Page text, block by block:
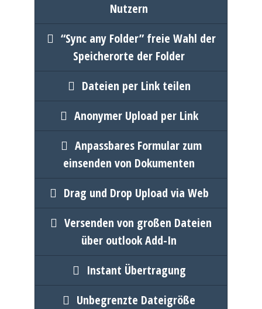
Nutzern
“Sync any Folder” freie Wahl der
Speicherorte der Folder
Dateien per Link teilen
Anonymer Upload per Link
Anpassbares Formular zum
einsenden von Dokumenten
Drag und Drop Upload via Web
Versenden von großen Dateien
über outlook Add-In
Instant Übertragung
Unbegrenzte Dateigröße